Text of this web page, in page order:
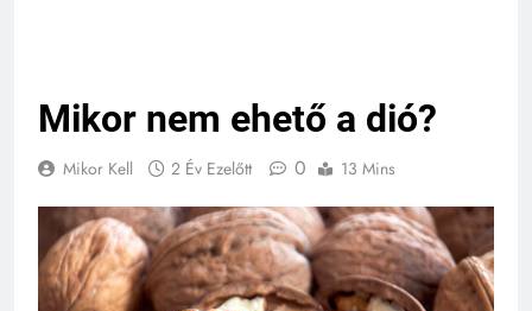
Mikor nem ehető a dió?
Mikor Kell 2 Év Ezelőtt 0 13 Mins